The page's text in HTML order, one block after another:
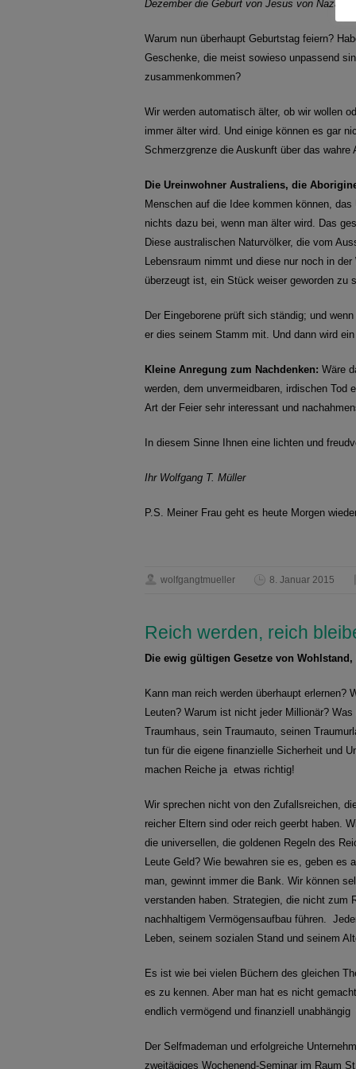
Dezember die Geburt von Jesus von Nazareth
Warum nun überhaupt Geburtstag feiern?
Geschenke, die meist sowieso unpassend
zusammenkommen?
Wir werden automatisch älter, ob wir wollen
immer älter wird. Und einige können es gar
Schmerzgrenze die Auskunft über das wahre
Die Ureinwohner Australiens, die
Menschen auf die Idee kommen können,
nichts dazu bei, wenn man älter wird. Das
Diese australischen Naturvölker, die vom
Lebensraum nimmt und diese nur noch in
überzeugt ist, ein Stück weiser geworden zu
Der Eingeborene prüft sich ständig; und
er dies seinem Stamm mit. Und dann wird
Kleine Anregung zum Nachdenken: Wäre
werden, dem unvermeidbaren, irdischen
Art der Feier sehr interessant und
In diesem Sinne Ihnen eine lichten und
Ihr Wolfgang T. Müller
P.S. Meiner Frau geht es heute Morgen
wolfgangtmueller 8. Januar 2015
Reich werden, reich
Die ewig gültigen Gesetze von
Kann man reich werden überhaupt erlernen?
Leuten? Warum ist nicht jeder Millionär?
Traumhaus, sein Traumauto, seinen
tun für die eigene finanzielle Sicherheit und
machen Reiche ja etwas richtig!
Wir sprechen nicht von den Zufallsreichen,
reicher Eltern sind oder reich geerbt haben.
die universellen, die goldenen Regeln des
Leute Geld? Wie bewahren sie es, geben es
man, gewinnt immer die Bank. Wir können
verstanden haben. Strategien, die nicht zum
nachhaltigem Vermögensaufbau führen.
Leben, seinem sozialen Stand und seinem
Es ist wie bei vielen Büchern des gleichen
es zu kennen. Aber man hat es nicht
endlich vermögend und finanziell
Der Selfmademan und erfolgreiche
zweitägiges Wochenend-Seminar im Raum